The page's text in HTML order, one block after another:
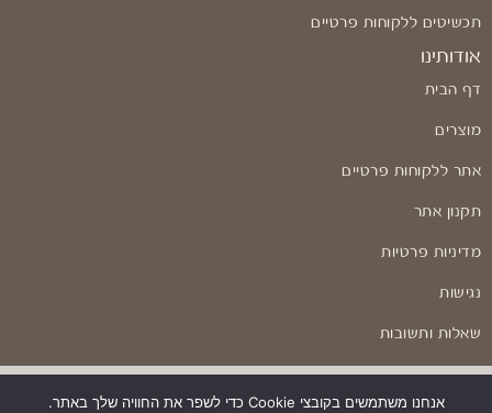
תכשיטים ללקוחות פרטיים
אודותינו
דף הבית
מוצרים
אתר ללקוחות פרטיים
תקנון אתר
מדיניות פרטיות
נגישות
שאלות ותשובות
אנחנו משתמשים בקובצי Cookie כדי לשפר את החוויה שלך באתר.